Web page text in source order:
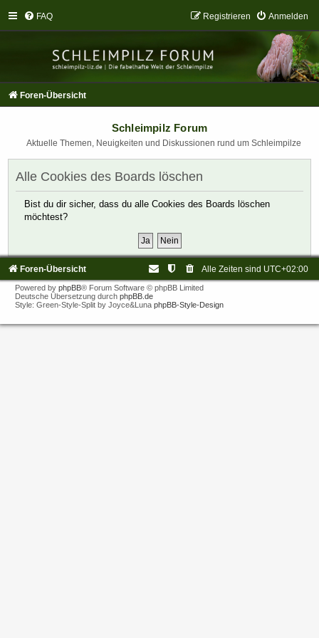
FAQ Anmelden
Registrieren
Foren-Übersicht
Schleimpilz Forum
Aktuelle Themen, Neuigkeiten und Diskussionen rund um Schleimpilze
Alle Cookies des Boards löschen
Bist du dir sicher, dass du alle Cookies des Boards löschen
möchtest?
Foren-Übersicht Alle Zeiten sind UTC+02:00
Powered by phpBB® Forum Software © phpBB Limited
Deutsche Übersetzung durch phpBB.de
Style: Green-Style-Split by Joyce&Luna phpBB-Style-Design